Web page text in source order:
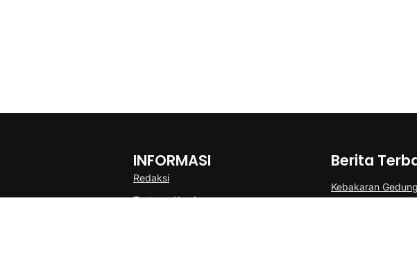
INFORMASI
Redaksi
Tentang Kami
Berita
Kebakaran
di Gambir Berhasil